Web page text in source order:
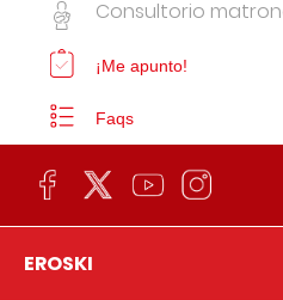
Consultorio
¡Me apunto!
Faqs
EROSKI